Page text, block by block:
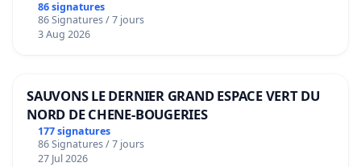
bediening van de wijken Strombeek en Het
Voor
86 signatures
86 Signatures / 7 jours
3 Aug 2026
SAUVONS LE DERNIER GRAND ESPACE VERT DU
NORD DE CHENE-BOUGERIES
177 signatures
86 Signatures / 7 jours
27 Jul 2026